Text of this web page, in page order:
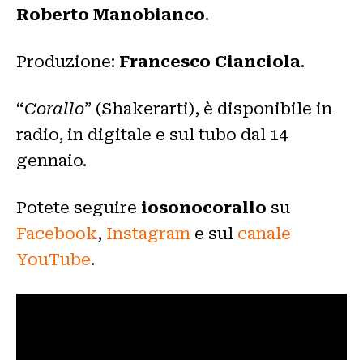
Roberto Manobianco.
Produzione: Francesco Cianciola.
“Corallo” (Shakerarti), è disponibile in
radio, in digitale e sul tubo dal 14
gennaio.
Potete seguire iosonocorallo su
Facebook, Instagram e sul canale
YouTube.